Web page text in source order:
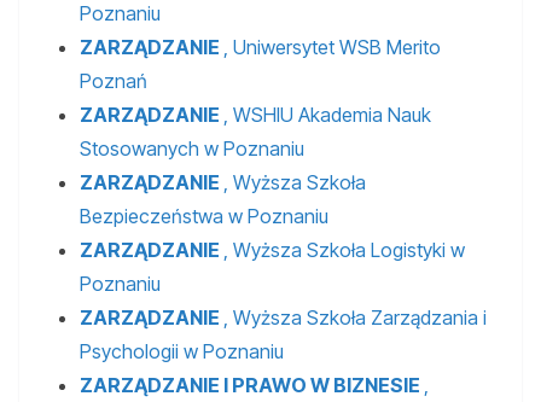
Poznaniu
ZARZĄDZANIE , Uniwersytet WSB Merito
Poznań
ZARZĄDZANIE , WSHIU Akademia Nauk
Stosowanych w Poznaniu
ZARZĄDZANIE , Wyższa Szkoła
Bezpieczeństwa w Poznaniu
ZARZĄDZANIE , Wyższa Szkoła Logistyki w
Poznaniu
ZARZĄDZANIE , Wyższa Szkoła Zarządzania i
Psychologii w Poznaniu
ZARZĄDZANIE I PRAWO W BIZNESIE ,